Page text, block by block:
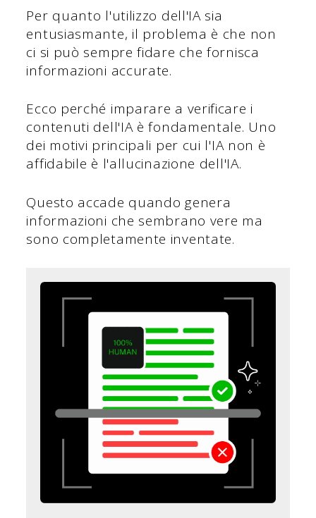
Per quanto l'utilizzo dell'IA sia
entusiasmante, il problema è che non
ci si può sempre fidare che fornisca
informazioni accurate.
Ecco perché imparare a verificare i
contenuti dell'IA è fondamentale. Uno
dei motivi principali per cui l'IA non è
affidabile è l'allucinazione dell'IA.
Questo accade quando genera
informazioni che sembrano vere ma
sono completamente inventate.